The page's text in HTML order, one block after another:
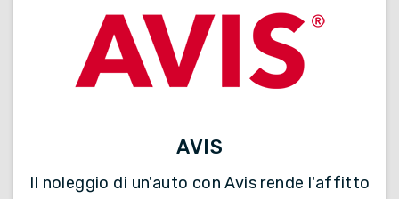
AVIS
Il noleggio di un'auto con Avis rende l'affitto